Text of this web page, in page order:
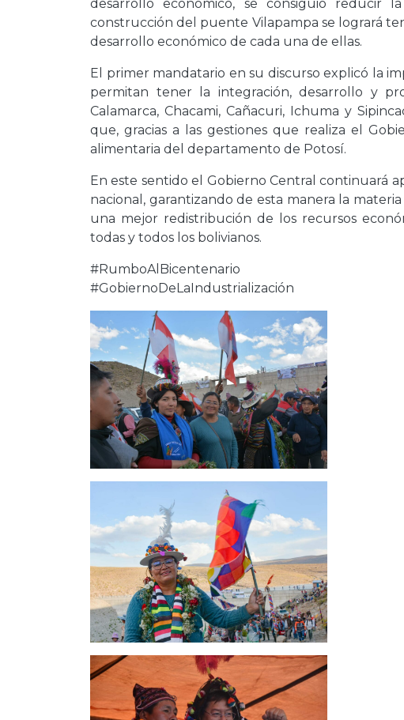
desarrollo económico, se consiguió reducir
construcción del puente Vilapampa se logrará
desarrollo económico de cada una de ellas.
El primer mandatario en su discurso explicó la
permitan tener la integración, desarrollo y
Calamarca, Chacami, Cañacuri, Ichuma y
que, gracias a las gestiones que realiza el
alimentaria del departamento de Potosí.
En este sentido el Gobierno Central continuará
nacional, garantizando de esta manera la
una mejor redistribución de los recursos
todas y todos los bolivianos.
#RumboAlBicentenario
#GobiernoDeLaIndustrialización